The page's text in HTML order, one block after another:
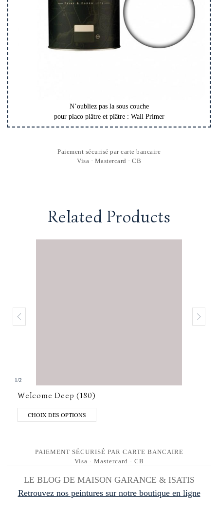
N’oubliez pas la sous couche
pour placo plâtre et plâtre : Wall Primer
Paiement sécurisé par carte bancaire
Visa · Mastercard · CB
Related Products
1/2
Welcome Deep (180)
CHOIX DES OPTIONS
PAIEMENT SÉCURISÉ PAR CARTE BANCAIRE
Visa · Mastercard · CB
LE BLOG DE MAISON GARANCE & ISATIS
Retrouvez nos peintures sur notre boutique en ligne